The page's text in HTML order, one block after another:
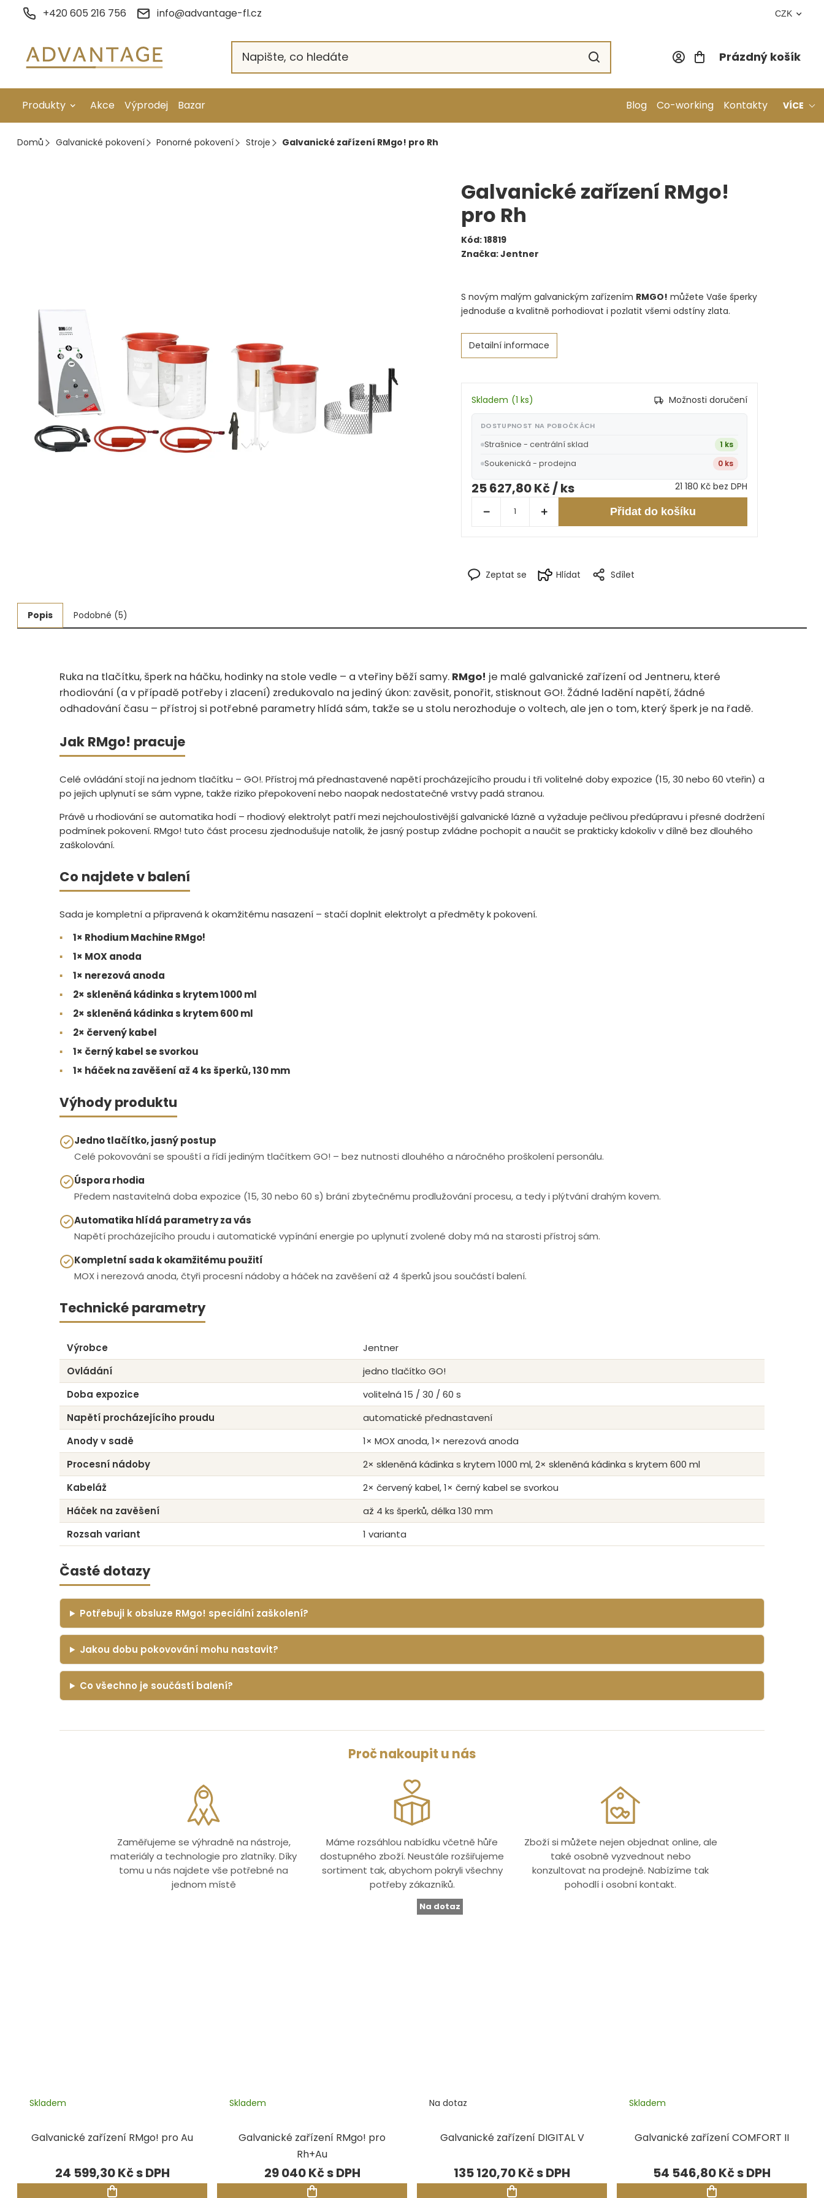
+420 605 216 756 info@advantage-fl.cz CZK
Nákupní
Prázdný košík
Produkty
Galvanické pokovení
Kompresory a příslušenství
Čištění
Lití a tavení
Kameny
Motory, mikromotory, vrtačky
Základní vybavení dílny
Navlékací nitě, struny, podložky
3D technologie
Hodinářské potřeby
Lupy a mikroskopy
Akce Výprodej Bazar Blog Co-working Kontakty VÍCE
Domů Galvanické pokovení Ponorné pokovení Stroje Galvanické zařízení RMgo! pro Rh
Galvanické zařízení RMgo!
pro Rh
Kód:18819
Značka:Jentner
S novým malým galvanickým zařízením RMGO! můžete Vaše šperky
jednoduše a kvalitně porhodiovat i pozlatit všemi odstíny zlata.
Detailní informace
Zeptat se Hlídat Sdílet
Skladem (1 ks) Možnosti doručení
DOSTUPNOST NA POBOČKÁCH
Strašnice - centrální sklad 1 ks
Soukenická - prodejna 0 ks
25 627,80 Kč/ ks 21 180 Kč bez DPH
Přidat do košíku
Popis Podobné (5)
Ruka na tlačítku, šperk na háčku, hodinky na stole vedle – a vteřiny běží samy. RMgo! je malé galvanické zařízení od Jentneru, které
rhodiování (a v případě potřeby i zlacení) zredukovalo na jediný úkon: zavěsit, ponořit, stisknout GO!. Žádné ladění napětí, žádné
odhadování času – přístroj si potřebné parametry hlídá sám, takže se u stolu nerozhoduje o voltech, ale jen o tom, který šperk je na řadě.
Jak RMgo! pracuje
Celé ovládání stojí na jednom tlačítku – GO!. Přístroj má přednastavené napětí procházejícího proudu i tři volitelné doby expozice (15, 30 nebo 60 vteřin) a
po jejich uplynutí se sám vypne, takže riziko přepokovení nebo naopak nedostatečné vrstvy padá stranou.
Právě u rhodiování se automatika hodí – rhodiový elektrolyt patří mezi nejchoulostivější galvanické lázně a vyžaduje pečlivou předúpravu i přesné dodržení
podmínek pokovení. RMgo! tuto část procesu zjednodušuje natolik, že jasný postup zvládne pochopit a naučit se prakticky kdokoliv v dílně bez dlouhého
zaškolování.
Co najdete v balení
Sada je kompletní a připravená k okamžitému nasazení – stačí doplnit elektrolyt a předměty k pokovení.
▪
1× Rhodium Machine RMgo!
▪
1× MOX anoda
▪
1× nerezová anoda
▪
2× skleněná kádinka s krytem 1000 ml
▪
2× skleněná kádinka s krytem 600 ml
▪
2× červený kabel
▪
1× černý kabel se svorkou
▪
1× háček na zavěšení až 4 ks šperků, 130 mm
Výhody produktu
Jedno tlačítko, jasný postup
Celé pokovování se spouští a řídí jediným tlačítkem GO! – bez nutnosti dlouhého a náročného proškolení personálu.
Úspora rhodia
Předem nastavitelná doba expozice (15, 30 nebo 60 s) brání zbytečnému prodlužování procesu, a tedy i plýtvání drahým kovem.
Automatika hlídá parametry za vás
Napětí procházejícího proudu i automatické vypínání energie po uplynutí zvolené doby má na starosti přístroj sám.
Kompletní sada k okamžitému použití
MOX i nerezová anoda, čtyři procesní nádoby a háček na zavěšení až 4 šperků jsou součástí balení.
Technické parametry
Výrobce
Jentner
Ovládání
jedno tlačítko GO!
Doba expozice
volitelná 15 / 30 / 60 s
Napětí procházejícího proudu
automatické přednastavení
Anody v sadě
1× MOX anoda, 1× nerezová anoda
Procesní nádoby
2× skleněná kádinka s krytem 1000 ml, 2× skleněná kádinka s krytem 600 ml
Kabeláž
2× červený kabel, 1× černý kabel se svorkou
Háček na zavěšení
až 4 ks šperků, délka 130 mm
Rozsah variant
1 varianta
Časté dotazy
Potřebuji k obsluze RMgo! speciální zaškolení?
Jakou dobu pokovování mohu nastavit?
Co všechno je součástí balení?
Proč nakoupit u nás
Zaměřujeme se výhradně na nástroje,
materiály a technologie pro zlatníky. Díky
tomu u nás najdete vše potřebné na
jednom místě
Máme rozsáhlou nabídku včetně hůře
dostupného zboží. Neustále rozšiřujeme
sortiment tak, abychom pokryli všechny
potřeby zákazníků.
Zboží si můžete nejen objednat online, ale
také osobně vyzvednout nebo
konzultovat na prodejně. Nabízíme tak
pohodlí i osobní kontakt.
Galvanické zařízení RMgo! pro Au
Skladem
24 599,30 Kč
Galvanické zařízení RMgo! pro
Rh+Au
Skladem
29 040 Kč
Na dotaz
Galvanické zařízení DIGITAL V
Na dotaz
135 120,70 Kč
Galvanické zařízení COMFORT II
Skladem
54 546,80 Kč